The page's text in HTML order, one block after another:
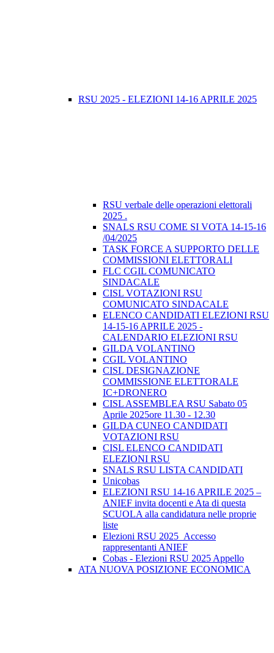
RSU 2025 - ELEZIONI 14-16 APRILE 2025
RSU verbale delle operazioni elettorali
2025 .
SNALS RSU COME SI VOTA 14-15-16
/04/2025
TASK FORCE A SUPPORTO DELLE
COMMISSIONI ELETTORALI
FLC CGIL COMUNICATO
SINDACALE
CISL VOTAZIONI RSU
COMUNICATO SINDACALE
ELENCO CANDIDATI ELEZIONI RSU
14-15-16 APRILE 2025 -
CALENDARIO ELEZIONI RSU
GILDA VOLANTINO
CGIL VOLANTINO
CISL DESIGNAZIONE
COMMISSIONE ELETTORALE
IC+DRONERO
CISL ASSEMBLEA RSU Sabato 05
Aprile 2025ore 11.30 - 12.30
GILDA CUNEO CANDIDATI
VOTAZIONI RSU
CISL ELENCO CANDIDATI
ELEZIONI RSU
SNALS RSU LISTA CANDIDATI
Unicobas
ELEZIONI RSU 14-16 APRILE 2025 –
ANIEF invita docenti e Ata di questa
SCUOLA alla candidatura nelle proprie
liste
Elezioni RSU 2025_Accesso
rappresentanti ANIEF
Cobas - Elezioni RSU 2025 Appello
ATA NUOVA POSIZIONE ECONOMICA